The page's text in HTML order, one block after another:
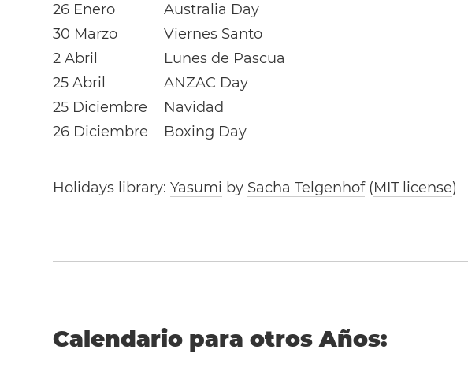
26 Enero
Australia Day
30 Marzo
Viernes Santo
2 Abril
Lunes de Pascua
25 Abril
ANZAC Day
25 Diciembre
Navidad
26 Diciembre
Boxing Day
Holidays library:Yasumi by Sacha Telgenhof(MIT license)
Calendario para otros Años: